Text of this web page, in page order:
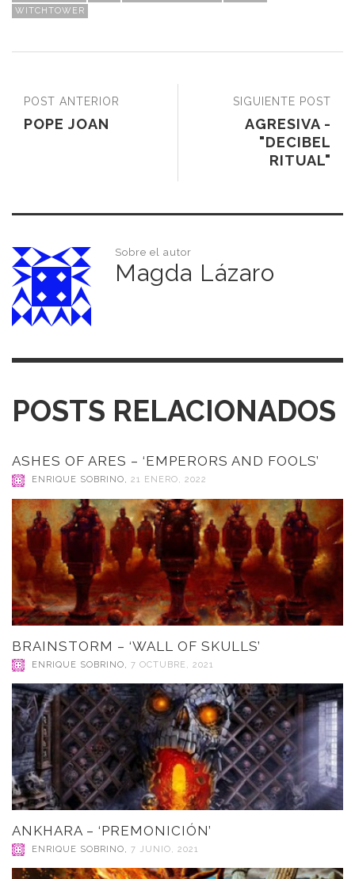
WITCHTOWER
SIGUIENTE POST
AGRESIVA -
"DECIBEL
RITUAL"
POST ANTERIOR
POPE JOAN
Sobre el autor
Magda Lázaro
POSTS RELACIONADOS
ASHES OF ARES – ‘EMPERORS AND FOOLS’
ENRIQUE SOBRINO, 21 ENERO, 2022
BRAINSTORM – ‘WALL OF SKULLS’
ENRIQUE SOBRINO, 7 OCTUBRE, 2021
ANKHARA – ‘PREMONICIÓN’
ENRIQUE SOBRINO, 7 JUNIO, 2021